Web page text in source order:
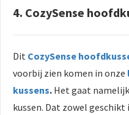
4. CozySense
Dit CozySense
voorbij zien komen in onze
kussens. Het gaat
kussen. Dat zowel